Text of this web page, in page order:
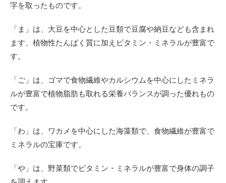
字を取ったものです。
「ま」は、大豆を中心とした豆類で豆腐や納豆なども含まれ
ます、植物性たんぱく質に加えビタミン・ミネラルが豊富で
す。
「ご」は、ゴマで食物繊維やカルシウムを中心にしたミネラ
ルが豊富で植物脂肪も取れる栄養バランスが調った優れもの
です。
「わ」は、ワカメを中心にした海藻類で、食物繊維が豊富で
ミネラルの宝庫です。
「や」は、野菜類でビタミン・ミネラルが豊富で身体の調子